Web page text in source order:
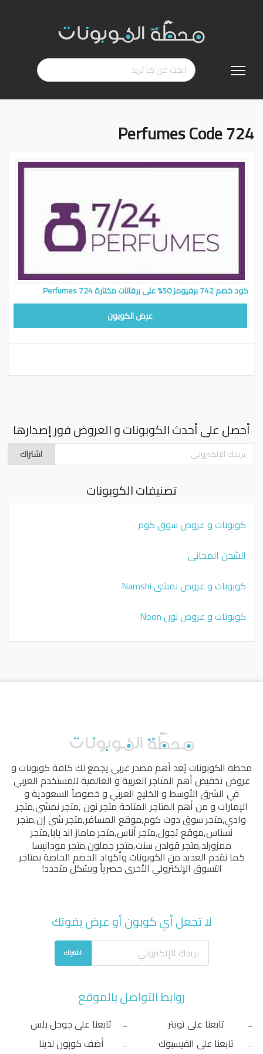
إلى
724 Perfumes Code
كود خصم 742 برفيومز 50% على برفانات مختارة 724 Perfumes
عرض الكوبون
أحصل على أحدث الكوبونات و العروض فور إصدارها
اشتراك
تصنيفات الكوبونات
كوبونات و عروض سوق كوم
الشحن المجاني
كوبونات و عروض نمشي Namshi
كوبونات و عروض نون Noon
محطة الكوبوناتيُعد أهم مصدر عربي يجمع لك كافة كوبونات و
عروض تخفيض أهم المتاجر العربية و العالمية للمستخدم العربي
في الشرق الأوسط و الخليج العربي و خصوصاً السعودية و
الإمارات و من أهم المتاجر المتاحةمتجر نون,متجر نمشي,متجر
وادي,متجر سوق دوت كوم,موقع المسافر,متجر شي إن,متجر
نسناس,موقع تجول,متجر أناس,متجر ماماز اند بابا,متجر
ممزورلد,متجر قولدن سنت,متجر جملون,متجر مودانيسا
كما نقدم العديد من الكوبونات وأكواد الخصم الخاصة بمتاجر
التسوق الإلكتروني الأخرى حصرياً وبشكل متجدد!
لا تجعل أي كوبون أو عرض يفوتك
اشتراك
روابط التواصل بالموقع
تابعنا على تويتر
تابعنا على الفيسبوك
تابعنا على جوجل بلس
أضف كوبون لدينا